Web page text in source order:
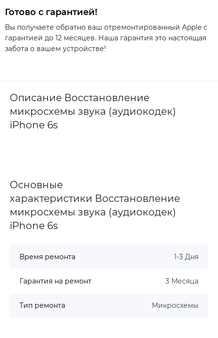
Готово с гарантией!
Вы получаете обратно ваш отремонтированный Apple с
гарантией до 12 месяцев. Наша гарантия это настоящая
забота о вашем устройстве!
Описание Восстановление
микросхемы звука (аудиокодек)
iPhone 6s
Основные
характеристики Восстановление
микросхемы звука (аудиокодек)
iPhone 6s
Время ремонта 1-3 Дня
Гарантия на ремонт 3 Месяца
Тип ремонта Микросхемы